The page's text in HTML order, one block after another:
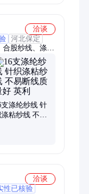
洽谈
河北保定
股纱线、涤纶
支涤纶纱线 针
粘纱线 不易
洽谈
性已核验